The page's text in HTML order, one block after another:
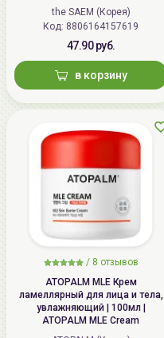
the SAEM (Корея)
Код: 8806164157619
47.90 руб.
в корзину
/ 8 отзывов
ATOPALM MLE Крем
ламеллярный для лица и тела,
увлажняющий | 100мл |
ATOPALM MLE Cream